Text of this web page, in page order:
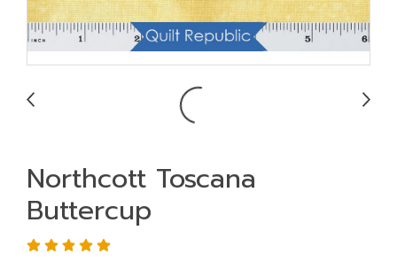
Northcott Toscana
Buttercup